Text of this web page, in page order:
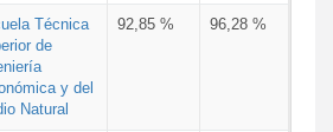
Técnica
de
y del
Natural
92,85 % 96,28 %